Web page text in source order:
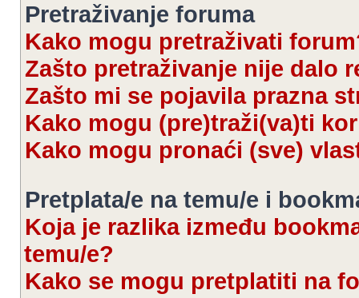
Pretraživanje foruma
Kako mogu pretraživati
Zašto pretraživanje nije dalo
Zašto mi se pojavila prazna
Kako mogu (pre)traži(va)ti
Kako mogu pronaći (sve)
Pretplata/e na temu/e i
Koja je razlika između
temu/e?
Kako se mogu pretplatiti na